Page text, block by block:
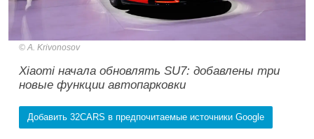
A. Krivonosov
Xiaomi начала обновлять SU7: добавлены три
новые функции автопарковки
Добавить 32CARS в предпочитаемые источники Google